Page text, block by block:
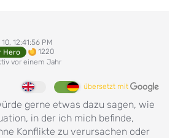
12:41:56 PM
Hero
1220
vor einem Jahr
übersetzt mit
gerne etwas dazu sagen, wie
in der ich mich befinde,
Konflikte zu verursachen oder